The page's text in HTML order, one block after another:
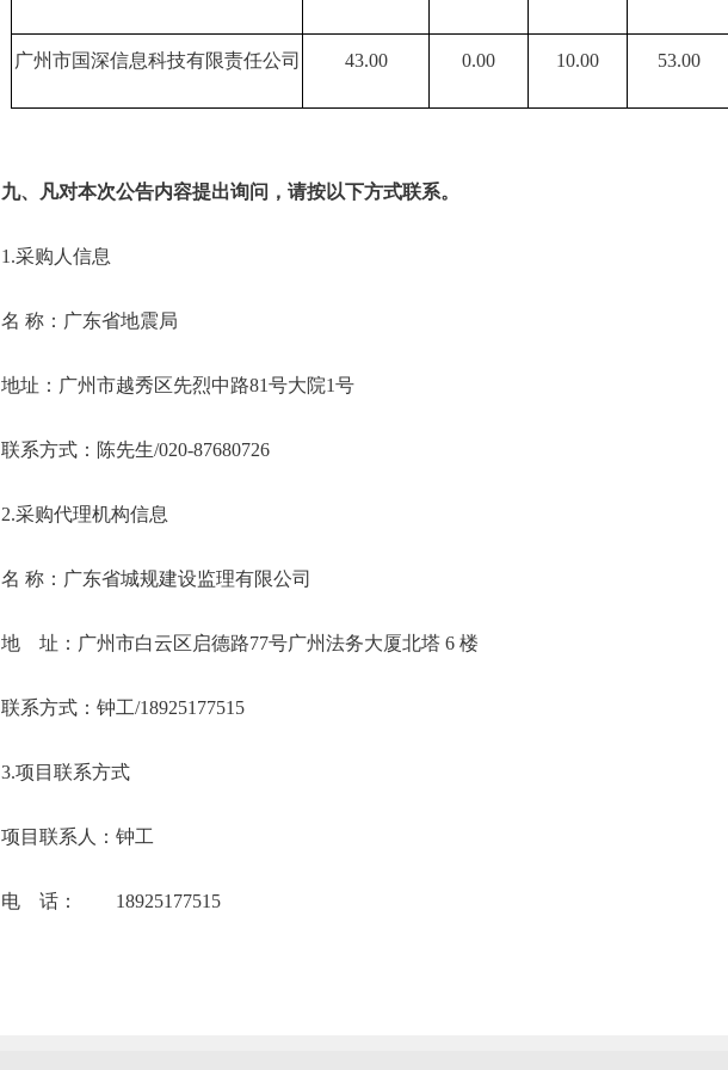
广州市国深信息科技有限责任公司 43.00 0.00 10.00 53.00
九、凡对本次公告内容提出询问，请按以下方式联系。
1.采购人信息
名 称：广东省地震局
地址：广州市越秀区先烈中路81号大院1号
联系方式：陈先生/020-87680726
2.采购代理机构信息
名 称：广东省城规建设监理有限公司
地 址：广州市白云区启德路77号广州法务大厦北塔 6 楼
联系方式：钟工/18925177515
3.项目联系方式
项目联系人：钟工
电 话： 18925177515